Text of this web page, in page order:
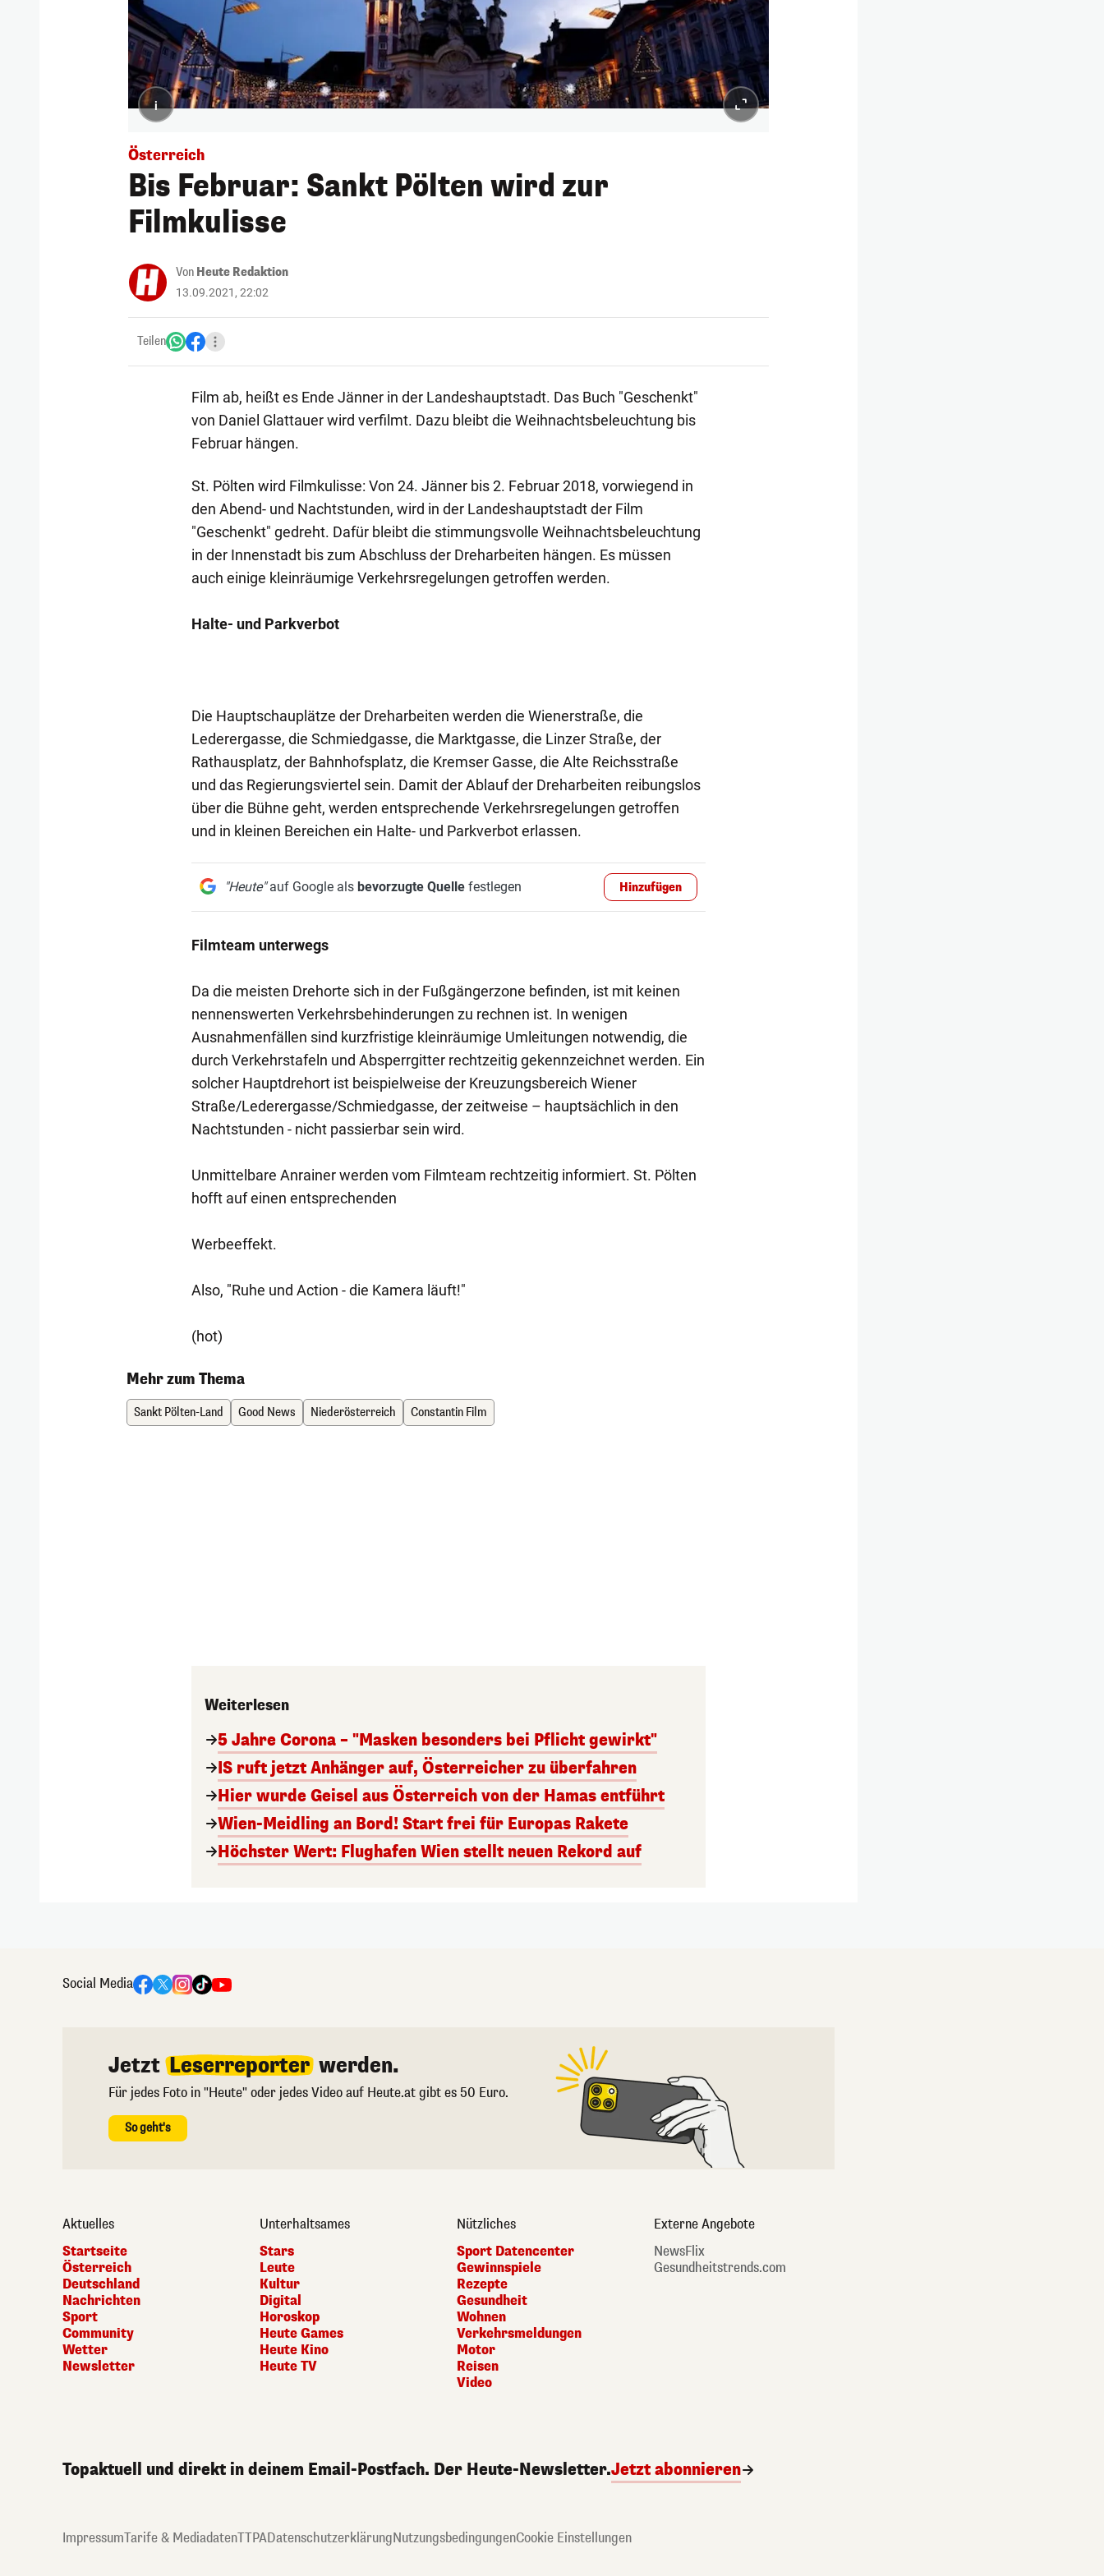
i
Österreich
Bis Februar: Sankt Pölten wird zur
Filmkulisse
Von Heute Redaktion
13.09.2021, 22:02
Teilen
Film ab, heißt es Ende Jänner in der Landeshauptstadt. Das Buch "Geschenkt"
von Daniel Glattauer wird verfilmt. Dazu bleibt die Weihnachtsbeleuchtung bis
Februar hängen.
St. Pölten wird Filmkulisse: Von 24. Jänner bis 2. Februar 2018, vorwiegend in
den Abend- und Nachtstunden, wird in der Landeshauptstadt der Film
"Geschenkt" gedreht. Dafür bleibt die stimmungsvolle Weihnachtsbeleuchtung
in der Innenstadt bis zum Abschluss der Dreharbeiten hängen. Es müssen
auch einige kleinräumige Verkehrsregelungen getroffen werden.
Halte- und Parkverbot
Die Hauptschauplätze der Dreharbeiten werden die Wienerstraße, die
Lederergasse, die Schmiedgasse, die Marktgasse, die Linzer Straße, der
Rathausplatz, der Bahnhofsplatz, die Kremser Gasse, die Alte Reichsstraße
und das Regierungsviertel sein. Damit der Ablauf der Dreharbeiten reibungslos
über die Bühne geht, werden entsprechende Verkehrsregelungen getroffen
und in kleinen Bereichen ein Halte- und Parkverbot erlassen.
"Heute"auf Google als bevorzugte Quellefestlegen Hinzufügen
Filmteam unterwegs
Da die meisten Drehorte sich in der Fußgängerzone befinden, ist mit keinen
nennenswerten Verkehrsbehinderungen zu rechnen ist. In wenigen
Ausnahmenfällen sind kurzfristige kleinräumige Umleitungen notwendig, die
durch Verkehrstafeln und Absperrgitter rechtzeitig gekennzeichnet werden. Ein
solcher Hauptdrehort ist beispielweise der Kreuzungsbereich Wiener
Straße/Lederergasse/Schmiedgasse, der zeitweise – hauptsächlich in den
Nachtstunden - nicht passierbar sein wird.
Unmittelbare Anrainer werden vom Filmteam rechtzeitig informiert. St. Pölten
hofft auf einen entsprechenden
Werbeeffekt.
Also, "Ruhe und Action - die Kamera läuft!"
(hot)
Mehr zum Thema
Sankt Pölten-Land Good News Niederösterreich Constantin Film
Weiterlesen
5 Jahre Corona – "Masken besonders bei Pflicht gewirkt"
IS ruft jetzt Anhänger auf, Österreicher zu überfahren
Hier wurde Geisel aus Österreich von der Hamas entführt
Wien-Meidling an Bord! Start frei für Europas Rakete
Höchster Wert: Flughafen Wien stellt neuen Rekord auf
Social Media
Jetzt Leserreporter werden.
Für jedes Foto in "Heute" oder jedes Video auf Heute.at gibt es 50 Euro.
So geht's
Aktuelles
Startseite
Österreich
Deutschland
Nachrichten
Sport
Community
Wetter
Newsletter
Unterhaltsames
Stars
Leute
Kultur
Digital
Horoskop
Heute Games
Heute Kino
Heute TV
Nützliches
Sport Datencenter
Gewinnspiele
Rezepte
Gesundheit
Wohnen
Verkehrsmeldungen
Motor
Reisen
Video
Externe Angebote
NewsFlix
Gesundheitstrends.com
Topaktuell und direkt in deinem Email-Postfach. Der Heute-Newsletter.Jetzt abonnieren
ImpressumTarife & MediadatenTTPADatenschutzerklärungNutzungsbedingungenCookie Einstellungen